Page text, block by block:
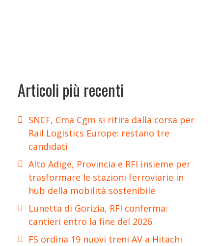
Articoli più recenti
SNCF, Cma Cgm si ritira dalla corsa per
Rail Logistics Europe: restano tre
candidati
Alto Adige, Provincia e RFI insieme per
trasformare le stazioni ferroviarie in
hub della mobilità sostenibile
Lunetta di Gorizia, RFI conferma:
cantieri entro la fine del 2026
FS ordina 19 nuovi treni AV a Hitachi